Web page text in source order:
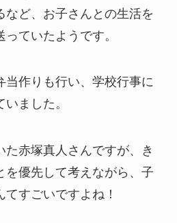
など、お子さんとの生活を
ていたようです。
当作りも行い、学校行事に
ました。
赤塚真人さんですが、き
を優先して考えながら、子
すごいですよね！